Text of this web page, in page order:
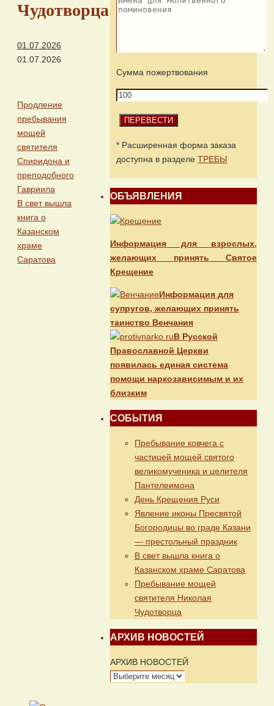
Чудотворца
01.07.2026
01.07.2026
Продление
пребывания
мощей
святителя
Спиридона и
преподобного
Гавриила
В свет вышла
книга о
Казанском
храме
Саратова
Сумма пожертвования
* Расширенная форма заказа
доступна в разделе ТРЕБЫ
ОБЪЯВЛЕНИЯ
Информация для взрослых,
желающих принять Святое
Крещение
Информация для
супругов, желающих принять
таинство Венчания
В Русской
Православной Церкви
появилась единая система
помощи наркозависимым и их
близким
СОБЫТИЯ
Пребывание ковчега с
частицей мощей святого
великомученика и целителя
Пантелеимона
День Крещения Руси
Явление иконы Пресвятой
Богородицы во граде Казани
— престольный праздник
В свет вышла книга о
Казанском храме Саратова
Пребывание мощей
святителя Николая
Чудотворца
АРХИВ НОВОСТЕЙ
АРХИВ НОВОСТЕЙ